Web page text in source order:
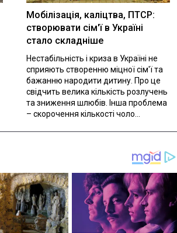
Мобілізація, каліцтва, ПТСР:
створювати сім'ї в Україні
стало складніше
Нестабільність і криза в Україні не
сприяють створенню міцної сім'ї та
бажанню народити дитину. Про це
свідчить велика кількість розлучень
та зниження шлюбів. Інша проблема
– скорочення кількості чоло...